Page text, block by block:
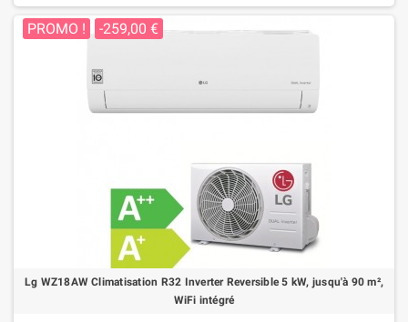
PROMO ! -259,00 €
Lg WZ18AW Climatisation R32 Inverter Reversible 5 kW, jusqu'à 90 m²,
WiFi intégré